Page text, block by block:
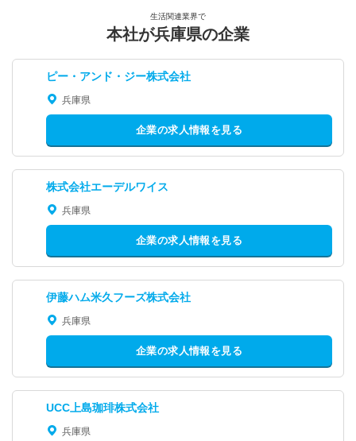
生活関連業界で
本社が兵庫県の企業
ピー・アンド・ジー株式会社
兵庫県
企業の求人情報を見る
株式会社エーデルワイス
兵庫県
企業の求人情報を見る
伊藤ハム米久フーズ株式会社
兵庫県
企業の求人情報を見る
UCC上島珈琲株式会社
兵庫県